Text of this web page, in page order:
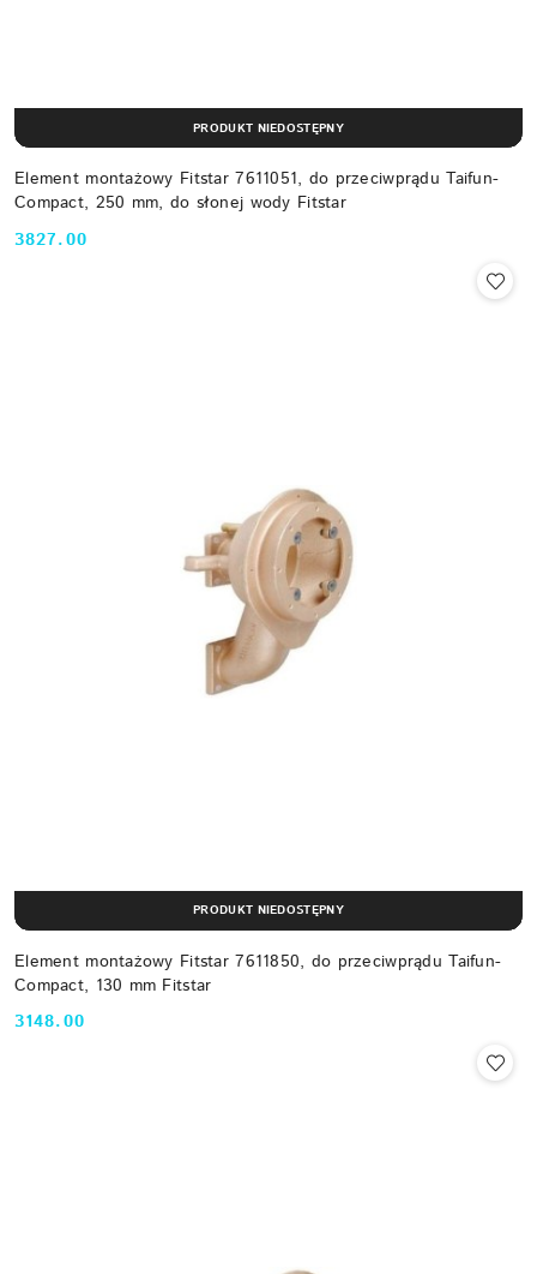
Element montażowy Fitstar 7611051, do przeciwprądu Taifun-
Compact, 250 mm, do słonej wody Fitstar
Cena:
3827.00
PRODUKT NIEDOSTĘPNY
Element montażowy Fitstar 7611850, do przeciwprądu Taifun-
Compact, 130 mm Fitstar
Cena:
3148.00
PRODUKT NIEDOSTĘPNY